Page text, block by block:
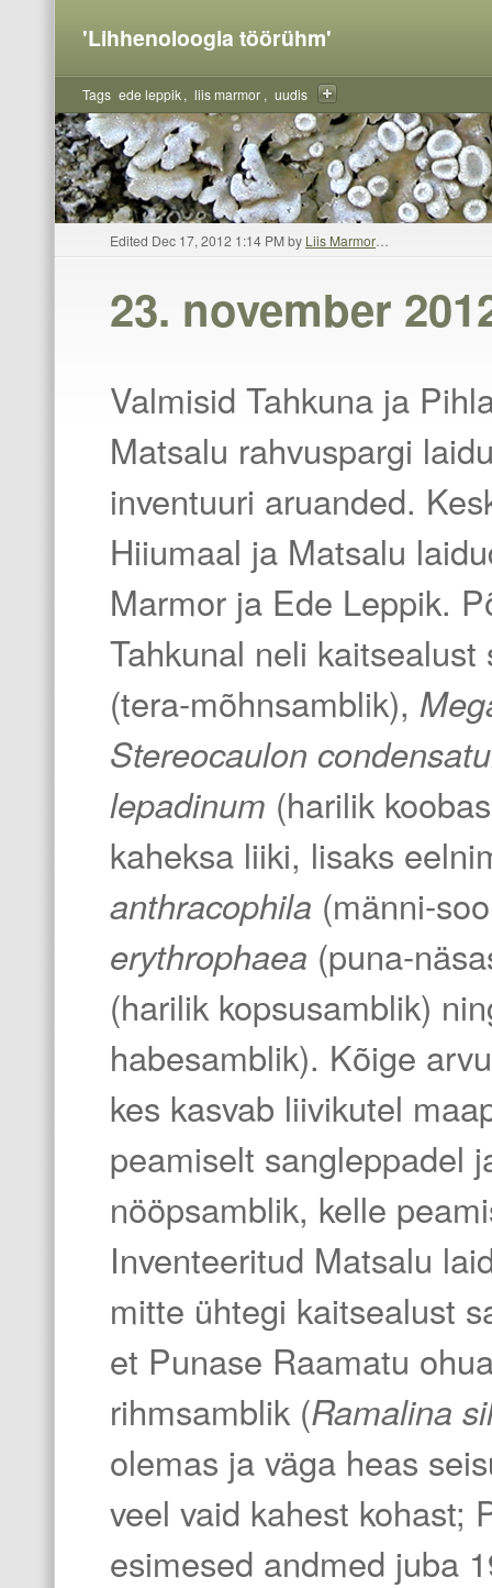
'Lihhenoloogia töörühm'
Tags ede leppik liis marmor uudis
Edited Dec 17, 2012 1:14 PM by Liis Marmor …
23. november
Valmisid Tahkuna ja
Matsalu rahvuspargi
inventuuri aruanded.
Hiiumaal ja Matsalu
Marmor ja Ede Leppik.
Tahkunal neli
(tera-mõhnsamblik),
Stereocaulon
lepadinum (harilik
kaheksa liiki, lisaks
anthracophila (männi-
erythrophaea (puna-
(harilik kopsusamblik)
habesamblik). Kõige
kes kasvab liivikutel
peamiselt sangleppadel
nööpsamblik, kelle
Inventeeritud Matsalu
mitte ühtegi kaitsealust
et Punase Raamatu
rihmsamblik (Ramalina
olemas ja väga heas
veel vaid kahest kohast;
esimesed andmed juba